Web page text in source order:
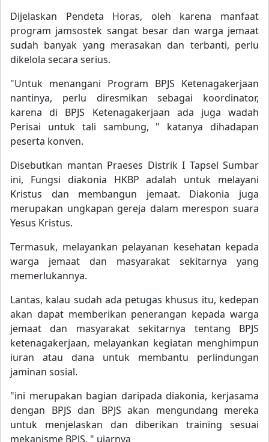
Dijelaskan Pendeta Horas, oleh karena manfaat
program jamsostek sangat besar dan warga jemaat
sudah banyak yang merasakan dan terbanti, perlu
dikelola secara serius.
"Untuk menangani Program BPJS Ketenagakerjaan
nantinya, perlu diresmikan sebagai koordinator,
karena di BPJS Ketenagakerjaan ada juga wadah
Perisai untuk tali sambung, " katanya dihadapan
peserta konven.
Disebutkan mantan Praeses Distrik I Tapsel Sumbar
ini, Fungsi diakonia HKBP adalah untuk melayani
Kristus dan membangun jemaat. Diakonia juga
merupakan ungkapan gereja dalam merespon suara
Yesus Kristus.
Termasuk, melayankan pelayanan kesehatan kepada
warga jemaat dan masyarakat sekitarnya yang
memerlukannya.
Lantas, kalau sudah ada petugas khusus itu, kedepan
akan dapat memberikan penerangan kepada warga
jemaat dan masyarakat sekitarnya tentang BPJS
ketenagakerjaan, melayankan kegiatan menghimpun
iuran atau dana untuk membantu perlindungan
jaminan sosial.
"ini merupakan bagian daripada diakonia, kerjasama
dengan BPJS dan BPJS akan mengundang mereka
untuk menjelaskan dan diberikan training sesuai
mekanisme BPJS, " ujarnya